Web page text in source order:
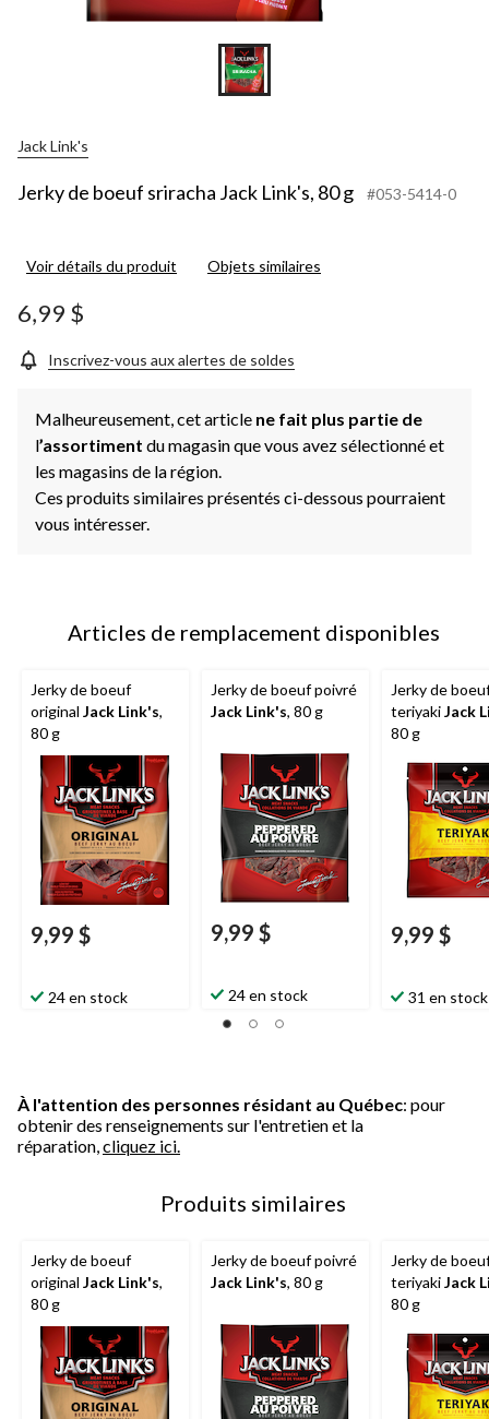
Jack Link's
Jerky de boeuf sriracha Jack Link's, 80 g #053-5414-0
Voir détails du produit Objets similaires
6,99 $
Inscrivez-vous aux alertes de soldes
Malheureusement, cet article ne fait plus partie de
l’assortiment du magasin que vous avez sélectionné et
les magasins de la région.
Ces produits similaires présentés ci-dessous pourraient
vous intéresser.
Articles de remplacement disponibles
Jerky de boeuf
original Jack Link's,
80 g
9,99 $
24 en stock
Jerky de boeuf poivré
Jack Link's, 80 g
9,99 $
24 en stock
Jerky de
teriyakiJack
80 g
9,99 $
31 en stock
À l'attention des personnes résidant au Québec: pour
obtenir des renseignements sur l'entretien et la
réparation, cliquez ici.
Produits similaires
Jerky de boeuf
original Jack Link's,
80 g
Jerky de boeuf poivré
Jack Link's, 80 g
Jerky de
teriyakiJack
80 g